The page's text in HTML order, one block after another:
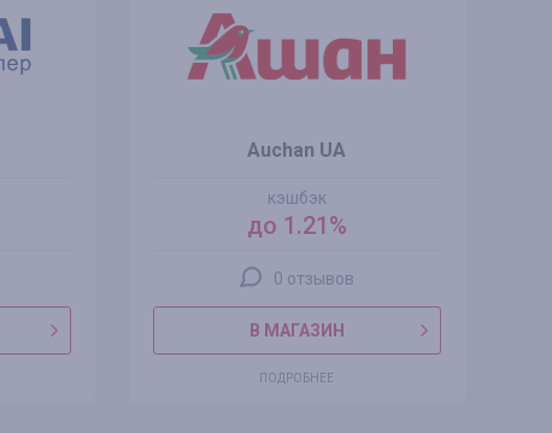
Auchan UA
кэшбэк
до 1.21%
0 отзывов
В МАГАЗИН
ПОДРОБНЕЕ